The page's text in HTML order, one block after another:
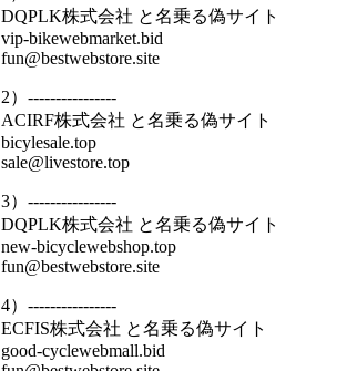
DQPLK株式会社 と名乗る偽サイト
vip-bikewebmarket.bid
fun@bestwebstore.site
2）----------------
ACIRF株式会社 と名乗る偽サイト
bicylesale.top
sale@livestore.top
3）----------------
DQPLK株式会社 と名乗る偽サイト
new-bicyclewebshop.top
fun@bestwebstore.site
4）----------------
ECFIS株式会社 と名乗る偽サイト
good-cyclewebmall.bid